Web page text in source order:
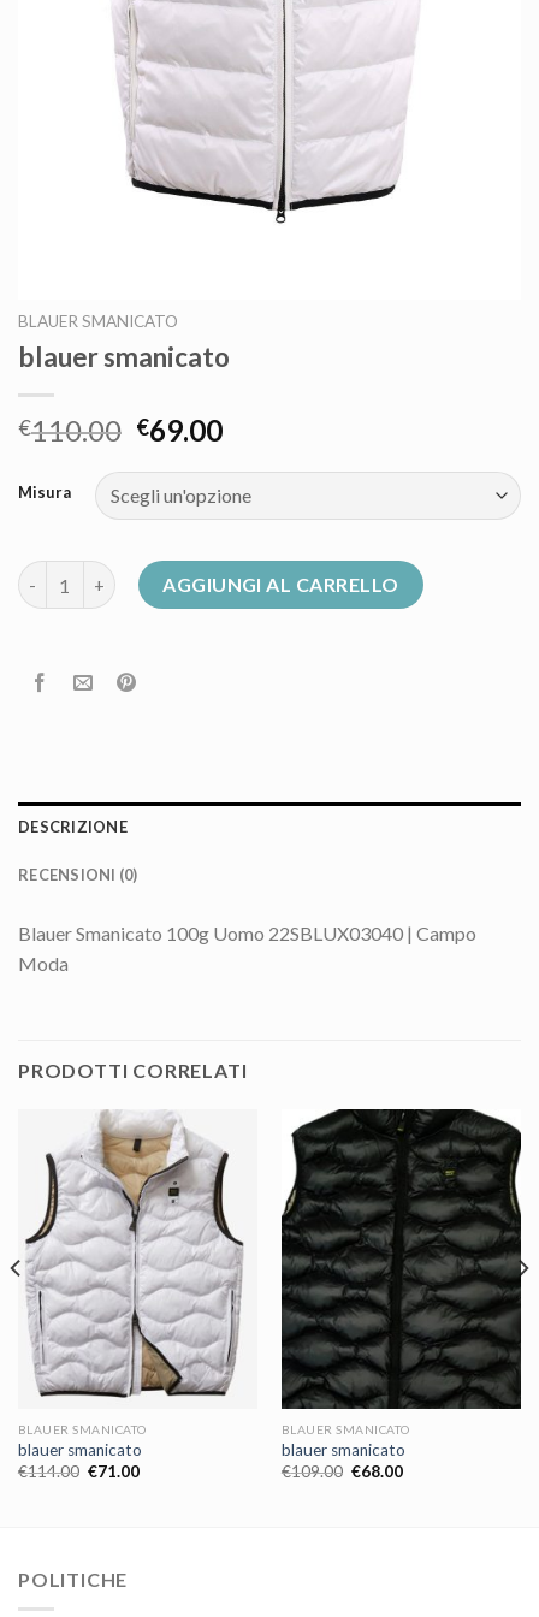
BLAUER SMANICATO
blauer smanicato
€110.00 €69.00
Misura
blauer smanicato quantitàAGGIUNGI AL CARRELLO
DESCRIZIONE
RECENSIONI (0)
Blauer Smanicato 100g Uomo 22SBLUX03040 | Campo
Moda
PRODOTTI CORRELATI
BLAUER SMANICATO
blauer smanicato
€114.00 €71.00
BLAUER SMANICATO
blauer smanicato
€109.00 €68.00
POLITICHE